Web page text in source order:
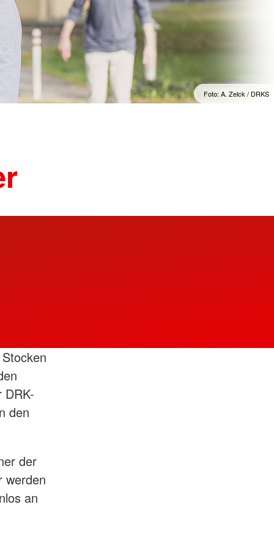
mit dem
Sprachkurse
Englisch im Alltag
Englisch im Beruf
Englisch 50plus
Spanisch für den Urlaub
Foto: A. Zelck / DRKS
den
der
werden
an